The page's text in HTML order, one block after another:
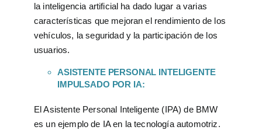
la inteligencia artificial ha dado lugar a varias
características que mejoran el rendimiento de los
vehículos, la seguridad y la participación de los
usuarios.
ASISTENTE PERSONAL INTELIGENTE
IMPULSADO POR IA:
El Asistente Personal Inteligente (IPA) de BMW
es un ejemplo de IA en la tecnología automotriz.